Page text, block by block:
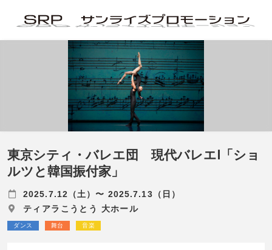
東京シティ・バレエ団 現代バレエⅠ「ショ
ルツと韓国振付家」
2025.7.12（土）〜 2025.7.13（日）
ティアラこうとう 大ホール
ダンス 舞台 音楽